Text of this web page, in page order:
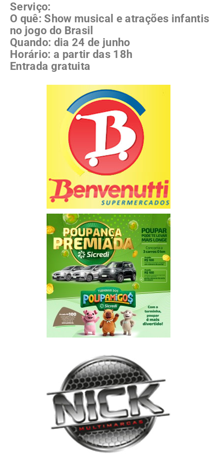
Serviço:
O quê: Show musical e atrações infantis
no jogo do Brasil
Quando: dia 24 de junho
Horário: a partir das 18h
Entrada gratuita